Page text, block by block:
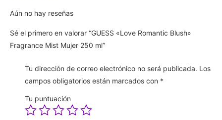
Aún no hay reseñas
Sé el primero en valorar “GUESS «Love Romantic Blush»
Fragrance Mist Mujer 250 ml”
Tu dirección de correo electrónico no será publicada. Los
campos obligatorios están marcados con *
Tu puntuación